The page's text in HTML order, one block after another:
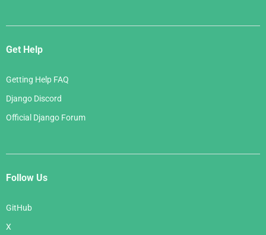
Get Help
Getting Help FAQ
Django Discord
Official Django Forum
Follow Us
GitHub
X